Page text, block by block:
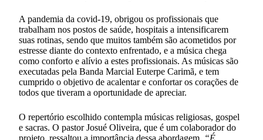
A pandemia da covid-19, obrigou os profissionais que
trabalham nos postos de saúde, hospitais a intensificarem
suas rotinas, sendo que muitos também são acometidos por
estresse diante do contexto enfrentado, e a música chega
como conforto e alívio a estes profissionais. As músicas são
executadas pela Banda Marcial Euterpe Carimã, e tem
cumprido o objetivo de acalentar e confortar os corações de
todos que tiveram a oportunidade de apreciar.
O repertório escolhido contempla músicas religiosas, gospel
e sacras. O pastor Josué Oliveira, que é um colaborador do
projeto, ressaltou a importância dessa abordagem. “É